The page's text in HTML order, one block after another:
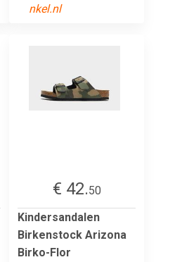
nkel.nl
€ 42.50
Kindersandalen
Birkenstock Arizona
Birko-Flor